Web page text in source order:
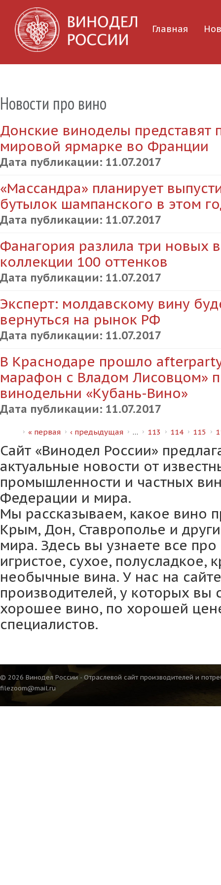
Главная
Новости про вино
Донские виноделы представят
мировой ярмарке во Франции
Дата публикации: 11.07.2017
«Массандра» планирует
бутылок шампанского в этом
Дата публикации: 11.07.2017
Фанагория разлила три новых
коллекции 100 оттенков
Дата публикации: 11.07.2017
Эксперт: молдавскому вину
вернуться на рынок РФ
Дата публикации: 11.07.2017
В Краснодаре прошло
марафон с Владом Лисовцом»
винодельни «Кубань-Вино»
Дата публикации: 11.07.2017
Страницы
« первая ‹ предыдущая … 113 114 115
Сайт «Винодел России»
актуальные новости от
промышленности и частных
Федерации и мира.
Мы рассказываем, какое вино
Крым, Дон, Ставрополье и
мира. Здесь вы узнаете все
игристое, сухое, полусладкое,
необычные вина. У нас на
производителей, у которых вы
хорошее вино, по хорошей
специалистов.
© 2026 Винодел России - Отраслевой сайт производителей и
filezoom@mail.ru